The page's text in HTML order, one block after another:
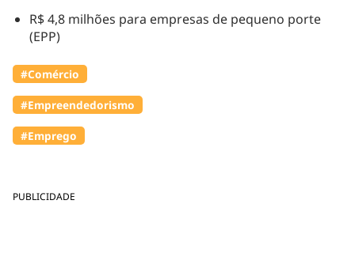
PUBLICIDADE
R$ 4,8 milhões para empresas de pequeno porte
(EPP)
#Comércio
#Empreendedorismo
#Emprego